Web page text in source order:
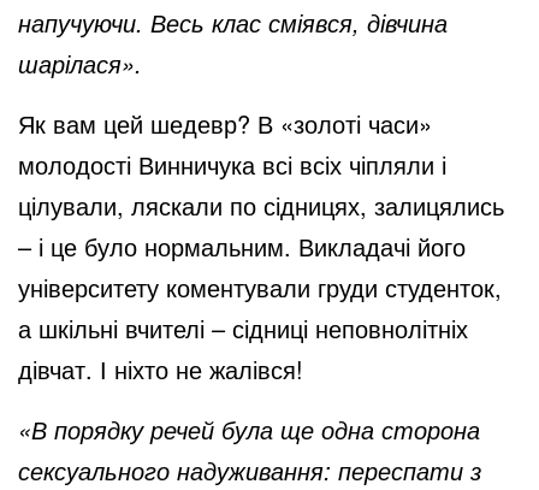
напучуючи. Весь клас сміявся, дівчина
шарілася».
Як вам цей шедевр? В «золоті часи»
молодості Винничука всі всіх чіпляли і
цілували, ляскали по сідницях, залицялись
– і це було нормальним. Викладачі його
університету коментували груди студенток,
а шкільні вчителі – сідниці неповнолітніх
дівчат. І ніхто не жалівся!
«В порядку речей була ще одна сторона
сексуального надуживання: переспати з